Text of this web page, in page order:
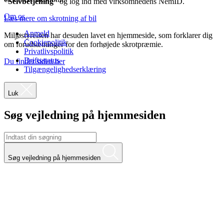
Læs mere om skrotning af bil
Miljøstyrelsen har desuden lavet en hjemmeside, som forklarer dig
om forudsætninger for den forhøjede skrotpræmie.
Du finder siden her
Om os
Anmeld
Cookiepolitik
Privatlivspolitik
Driftsstatus
Tilgængelighedserklæring
Luk
Søg vejledning på hjemmesiden
Søg vejledning på hjemmesiden